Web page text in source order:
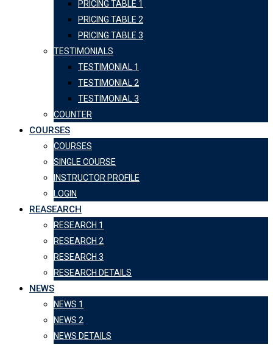
PRICING TABLE 1
PRICING TABLE 2
PRICING TABLE 3
TESTIMONIALS
TESTIMONIAL 1
TESTIMONIAL 2
TESTIMONIAL 3
COUNTER
COURSES
COURSES
SINGLE COURSE
INSTRUCTOR PROFILE
LOGIN
REASEARCH
RESEARCH 1
RESEARCH 2
RESEARCH 3
RESEARCH DETAILS
NEWS
NEWS 1
NEWS 2
NEWS DETAILS